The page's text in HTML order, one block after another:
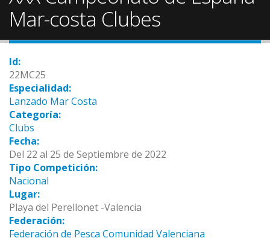
Mar-costa Clubes
Id:
22MC25
Especialidad:
Lanzado Mar Costa
Categoría:
Clubs
Fecha:
Del 22 al 25 de Septiembre de 2022
Tipo Competición:
Nacional
Lugar:
Playa del Perellonet -Valencia
Federación:
Federación de Pesca Comunidad Valenciana